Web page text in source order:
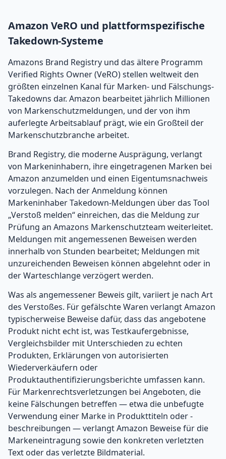
Amazon VeRO und plattformspezifische
Takedown-Systeme
Amazons Brand Registry und das ältere Programm
Verified Rights Owner (VeRO) stellen weltweit den
größten einzelnen Kanal für Marken- und Fälschungs-
Takedowns dar. Amazon bearbeitet jährlich Millionen
von Markenschutzmeldungen, und der von ihm
auferlegte Arbeitsablauf prägt, wie ein Großteil der
Markenschutzbranche arbeitet.
Brand Registry, die moderne Ausprägung, verlangt
von Markeninhabern, ihre eingetragenen Marken bei
Amazon anzumelden und einen Eigentumsnachweis
vorzulegen. Nach der Anmeldung können
Markeninhaber Takedown-Meldungen über das Tool
„Verstoß melden“ einreichen, das die Meldung zur
Prüfung an Amazons Markenschutzteam weiterleitet.
Meldungen mit angemessenen Beweisen werden
innerhalb von Stunden bearbeitet; Meldungen mit
unzureichenden Beweisen können abgelehnt oder in
der Warteschlange verzögert werden.
Was als angemessener Beweis gilt, variiert je nach Art
des Verstoßes. Für gefälschte Waren verlangt Amazon
typischerweise Beweise dafür, dass das angebotene
Produkt nicht echt ist, was Testkaufergebnisse,
Vergleichsbilder mit Unterschieden zu echten
Produkten, Erklärungen von autorisierten
Wiederverkäufern oder
Produktauthentifizierungsberichte umfassen kann.
Für Markenrechtsverletzungen bei Angeboten, die
keine Fälschungen betreffen — etwa die unbefugte
Verwendung einer Marke in Produkttiteln oder -
beschreibungen — verlangt Amazon Beweise für die
Markeneintragung sowie den konkreten verletzten
Text oder das verletzte Bildmaterial.